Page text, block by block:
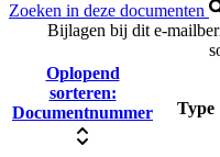
Zoeken in deze documenten
Bijlagen bij dit e-
Oplopend
sorteren:
Documentnummer
Type